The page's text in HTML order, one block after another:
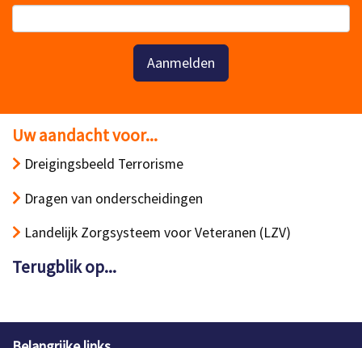
Aanmelden
Uw aandacht voor...
Dreigingsbeeld Terrorisme
Dragen van onderscheidingen
Landelijk Zorgsysteem voor Veteranen (LZV)
Terugblik op...